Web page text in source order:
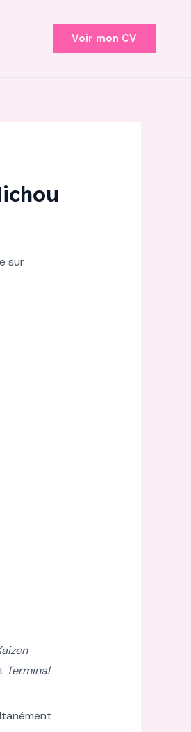
Voir mon CV
sur
Terminal.